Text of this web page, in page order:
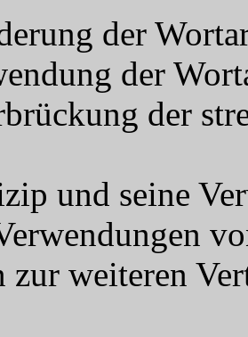
der
der
der
und seine
zur weiteren